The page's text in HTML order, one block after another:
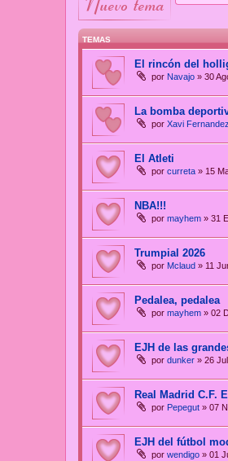
TEMAS
El rincón del
por Navajo » 30
La bomba
por Xavi Fernandez
El Atleti
por curreta » 15
NBA!!!
por mayhem » 31
Trumpial 2026
por Mclaud » 11
Pedalea, pedalea
por mayhem » 02
EJH de las
por dunker » 26
Real Madrid C.F.
por Pepegut » 07
EJH del fútbol
por wendigo » 01